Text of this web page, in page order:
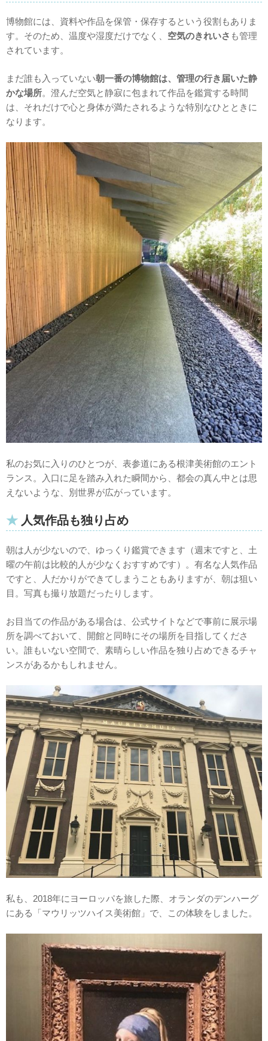
博物館には、資料や作品を保管・保存するという役割もありま
す。そのため、温度や湿度だけでなく、 空気のきれいさ も管理
されています。
まだ誰も入っていない朝一番の博物館は、管理の行き届いた静
かな場所。澄んだ空気と静寂に包まれて作品を鑑賞する時間
は、それだけで心と身体が満たされるような特別なひとときに
なります。
私のお気に入りのひとつが、表参道にある根津美術館のエント
ランス。入口に足を踏み入れた瞬間から、都会の真ん中とは思
えないような、別世界が広がっています。
人気作品も独り占め
朝は人が少ないので、ゆっくり鑑賞できます（週末ですと、土
曜の午前は比較的人が少なくおすすめです）。有名な人気作品
ですと、人だかりができてしまうこともありますが、朝は狙い
目。写真も撮り放題だったりします。
お目当ての作品がある場合は、公式サイトなどで事前に展示場
所を調べておいて、開館と同時にその場所を目指してくださ
い。誰もいない空間で、素晴らしい作品を独り占めできるチャ
ンスがあるかもしれません。
私も、2018年にヨーロッパを旅した際、オランダのデンハーグ
にある「マウリッツハイス美術館」で、この体験をしました。